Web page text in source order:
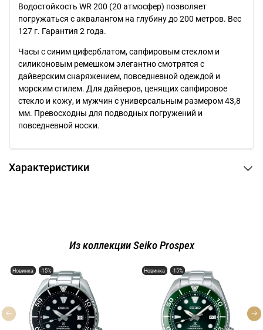
Водостойкость WR 200 (20 атмосфер) позволяет
погружаться с аквалангом на глубину до 200 метров. Вес
127 г. Гарантия 2 года.
Часы с синим циферблатом, сапфировым стеклом и
силиконовым ремешком элегантно смотрятся с
дайверским снаряжением, повседневной одеждой и
морским стилем. Для дайверов, ценящих сапфировое
стекло и кожу, и мужчин с универсальным размером 43,8
мм. Превосходны для подводных погружений и
повседневной носки.
Характеристики
Из коллекции Seiko Prospex
Новинка -15% Новинка -15%